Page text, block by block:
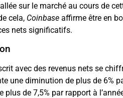
sur le marché au cours de
cela, Coinbaseaffirme être en
nets significatifs.
avec des revenus nets se
une diminution de plus de 6%
de 7,5% par rapport à